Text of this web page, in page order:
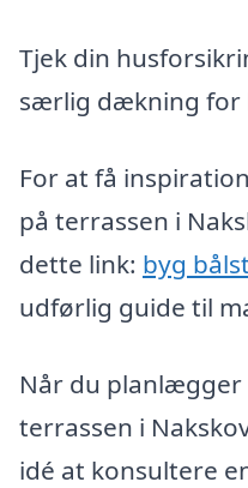
Tjek din
særlig dækning for
For at få
på terrassen i
dette link: byg
udførlig guide til
Når du planlægger
terrassen i
idé at konsultere